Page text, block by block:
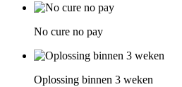
No cure no pay
Oplossing binnen 3 weken